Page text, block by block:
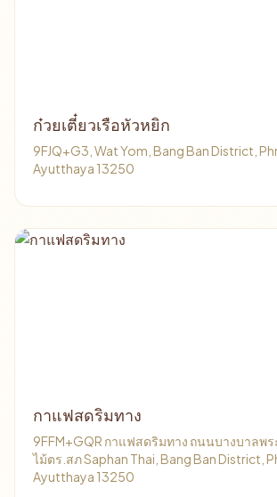
ก๋วยเตี๋ยวเรือหัวหยิก
9FJQ+G3, Wat Yom, Bang Ban District,
Ayutthaya 13250
กาแฟสดริมทาง
9FFM+GQR กาแฟสดริมทาง ถนนบางบาลพ
ไม้ตร.สภ Saphan Thai, Bang Ban District,
Ayutthaya 13250